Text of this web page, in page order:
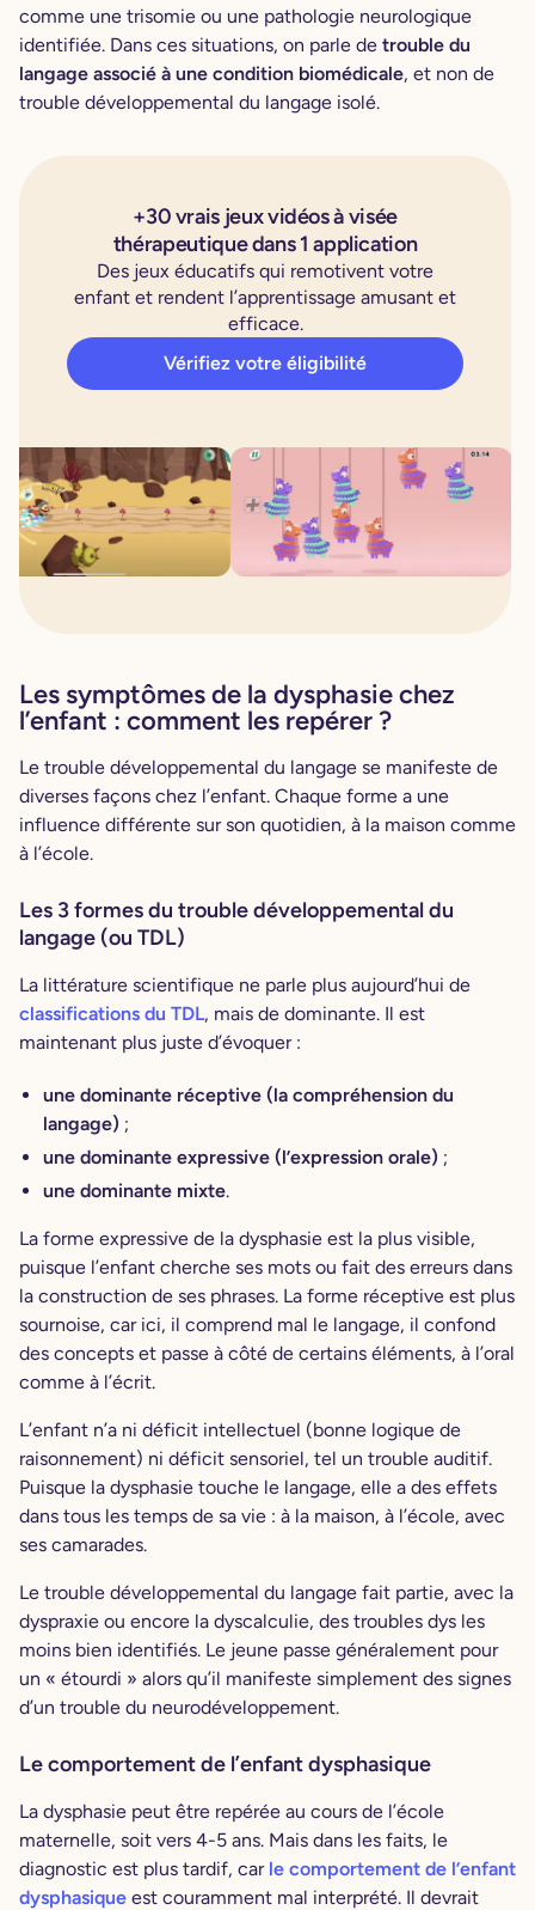
comme une trisomie ou une pathologie neurologique
identifiée. Dans ces situations, on parle de trouble du
langage associé à une condition biomédicale, et non de
trouble développemental du langage isolé.
+30 vrais jeux vidéos à visée
thérapeutique dans 1 application
Des jeux éducatifs qui remotivent votre
enfant et rendent l’apprentissage amusant et
efficace.
Vérifiez votre éligibilité
Les symptômes de la dysphasie chez
l’enfant : comment les repérer ?
Le trouble développemental du langage se manifeste de
diverses façons chez l’enfant. Chaque forme a une
influence différente sur son quotidien, à la maison comme
à l’école.
Les 3 formes du trouble développemental du
langage (ou TDL)
La littérature scientifique ne parle plus aujourd’hui de
classifications du TDL, mais de dominante. Il est
maintenant plus juste d’évoquer :
une dominante réceptive (la compréhension du
langage) ;
une dominante expressive (l’expression orale) ;
une dominante mixte.
La forme expressive de la dysphasie est la plus visible,
puisque l’enfant cherche ses mots ou fait des erreurs dans
la construction de ses phrases. La forme réceptive est plus
sournoise, car ici, il comprend mal le langage, il confond
des concepts et passe à côté de certains éléments, à l’oral
comme à l’écrit.
L’enfant n’a ni déficit intellectuel (bonne logique de
raisonnement) ni déficit sensoriel, tel un trouble auditif.
Puisque la dysphasie touche le langage, elle a des effets
dans tous les temps de sa vie : à la maison, à l’école, avec
ses camarades.
Le trouble développemental du langage fait partie, avec la
dyspraxie ou encore la dyscalculie, des troubles dys les
moins bien identifiés. Le jeune passe généralement pour
un « étourdi » alors qu’il manifeste simplement des signes
d’un trouble du neurodéveloppement.
Le comportement de l’enfant dysphasique
La dysphasie peut être repérée au cours de l’école
maternelle, soit vers 4-5 ans. Mais dans les faits, le
diagnostic est plus tardif, car le comportement de l’enfant
dysphasique est couramment mal interprété. Il devrait